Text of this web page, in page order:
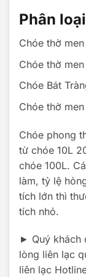
Phân
Chóe thờ
Chóe thờ
Chóe Bát
Chóe thờ
Chóe phong
từ chóe 10L
chóe 100L.
làm, tỷ lệ
tích lớn thì
tích nhỏ.
► Quý khách
lòng liên lạc
liên lạc